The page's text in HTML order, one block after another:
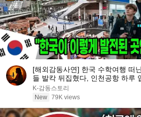
[해외감동사연] 한국 수학여행 떠
들 발칵 뒤집혔다, 인천공항 하루
아수라장!
K-감동스토리
New 79K views